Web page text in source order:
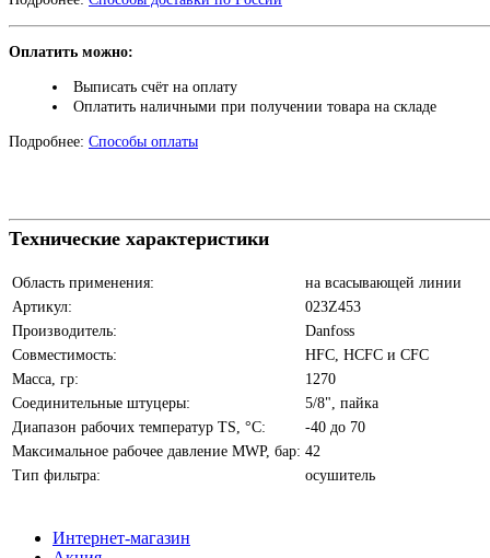
Оплатить можно:
Выписать счёт на оплату
Оплатить наличными при получении товара на складе
Подробнее: Способы оплаты
Технические характеристики
Область применения:
на всасывающей линии
Артикул:
023Z453
Производитель:
Danfoss
Совместимость:
HFC, HCFC и CFC
Масса, гр:
1270
Соединительные штуцеры:
5/8", пайка
Диапазон рабочих температур TS, °С:
-40 до 70
Максимальное рабочее давление MWP, бар: 42
Тип фильтра:
осушитель
Интернет-магазин